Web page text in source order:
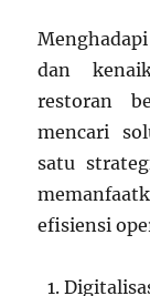
dan
restoran
mencari
satu
efisiensi